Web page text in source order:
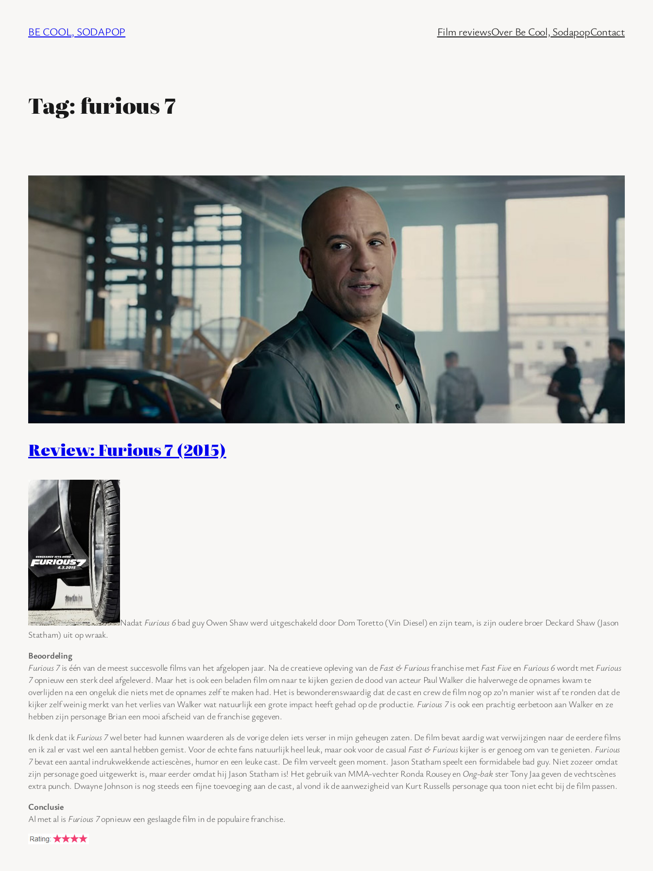
BE COOL, SODAPOP Film reviewsOver Be Cool, SodapopContact
Tag:furious 7
Review: Furious 7 (2015)
Nadat Furious 6bad guy Owen Shaw werd uitgeschakeld door Dom Toretto (Vin Diesel) en zijn team, is zijn oudere broer Deckard Shaw (Jason
Statham) uit op wraak.
Beoordeling
Furious 7is één van de meest succesvolle films van het afgelopen jaar. Na de creatieve opleving van deFast & Furiousfranchise met Fast Fiveen Furious 6wordt met Furious
7opnieuw een sterk deel afgeleverd. Maar het is ook een beladen film om naar te kijken gezien de dood van acteur Paul Walker die halverwege de opnames kwam te
overlijden na een ongeluk die niets met de opnames zelf te maken had. Het is bewonderenswaardig dat de cast en crew de film nog op zo’n manier wist af te ronden dat de
kijker zelf weinig merkt van het verlies van Walker wat natuurlijk een grote impact heeft gehad op de productie. Furious 7is ook een prachtig eerbetoon aan Walker en ze
hebben zijn personage Brian een mooi afscheid van de franchise gegeven.
Ik denk dat ikFurious 7wel beter had kunnen waarderen als de vorige delen iets verser in mijn geheugen zaten. De film bevat aardig wat verwijzingen naar de eerdere films
en ik zal er vast wel een aantal hebben gemist. Voor de echte fans natuurlijk heel leuk, maar ook voor de casual Fast & Furiouskijker is er genoeg om van te genieten. Furious
7bevat een aantal indrukwekkende actiescènes, humor en een leuke cast. De film verveelt geen moment. Jason Statham speelt een formidabele bad guy. Niet zozeer omdat
zijn personage goed uitgewerkt is, maar eerder omdat hij Jason Statham is! Het gebruik van MMA-vechter Ronda Rousey en Ong-bak ster Tony Jaa geven de vechtscènes
extra punch. Dwayne Johnson is nog steeds een fijne toevoeging aan de cast, al vond ik de aanwezigheid van Kurt Russells personage qua toon niet echt bij de film passen.
Conclusie
Al met al is Furious 7opnieuw een geslaagde film in de populaire franchise.